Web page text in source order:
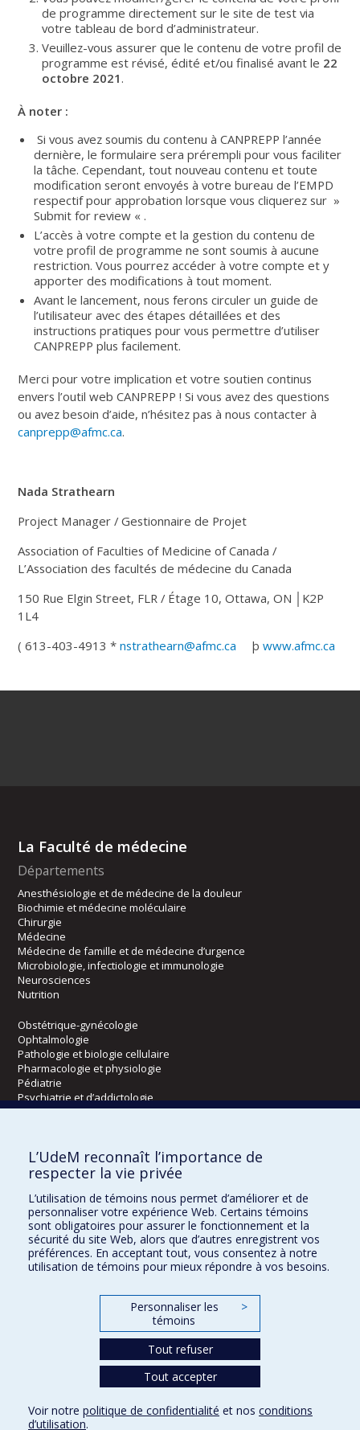
de programme directement sur le site de test via
votre tableau de bord d’administrateur.
Veuillez-vous assurer que le contenu de votre profil de
programme est révisé, édité et/ou finalisé avant le 22
octobre 2021 .
À noter :
Si vous avez soumis du contenu à CANPREPP l’année
dernière, le formulaire sera prérempli pour vous faciliter
la tâche. Cependant, tout nouveau contenu et toute
modification seront envoyés à votre bureau de l’EMPD
respectif pour approbation lorsque vous cliquerez sur »
Submit for review « .
L’accès à votre compte et la gestion du contenu de
votre profil de programme ne sont soumis à aucune
restriction. Vous pourrez accéder à votre compte et y
apporter des modifications à tout moment.
Avant le lancement, nous ferons circuler un guide de
l’utilisateur avec des étapes détaillées et des
instructions pratiques pour vous permettre d’utiliser
CANPREPP plus facilement.
Merci pour votre implication et votre soutien continus
envers l’outil web CANPREPP ! Si vous avez des questions
ou avez besoin d’aide, n’hésitez pas à nous contacter à
canprepp@afmc.ca.
Nada Strathearn
Project Manager / Gestionnaire de Projet
Association of Faculties of Medicine of Canada /
L’Association des facultés de médecine du Canada
150 Rue Elgin Street, FLR / Étage 10, Ottawa, ON │K2P
1L4
( 613-403-4913 *nstrathearn@afmc.ca þwww.afmc.ca
La Faculté de médecine
Départements
Anesthésiologie et de médecine de la douleur
Biochimie et médecine moléculaire
Chirurgie
Médecine
Médecine de famille et de médecine d’urgence
Microbiologie, infectiologie et immunologie
Neurosciences
Nutrition
Obstétrique-gynécologie
Ophtalmologie
Pathologie et biologie cellulaire
Pharmacologie et physiologie
Pédiatrie
Psychiatrie et d’addictologie
Radiologie, radio-oncologie et médecine nucléaire
Écoles
Orthophonie et audiologie
Réadaptation
Directions
Confidentialité Conditions d’utilisation Paramètres des témoins
L’UdeM reconnaît l’importance de
respecter la vie privée
L’utilisation de témoins nous permet d’améliorer et de
personnaliser votre expérience Web. Certains témoins
sont obligatoires pour assurer le fonctionnement et la
sécurité du site Web, alors que d’autres enregistrent vos
préférences. En acceptant tout, vous consentez à notre
utilisation de témoins pour mieux répondre à vos besoins.
Personnaliser les
témoins
>
Tout refuser
Tout accepter
Voir notre politique de confidentialité et nos conditions
d’utilisation.